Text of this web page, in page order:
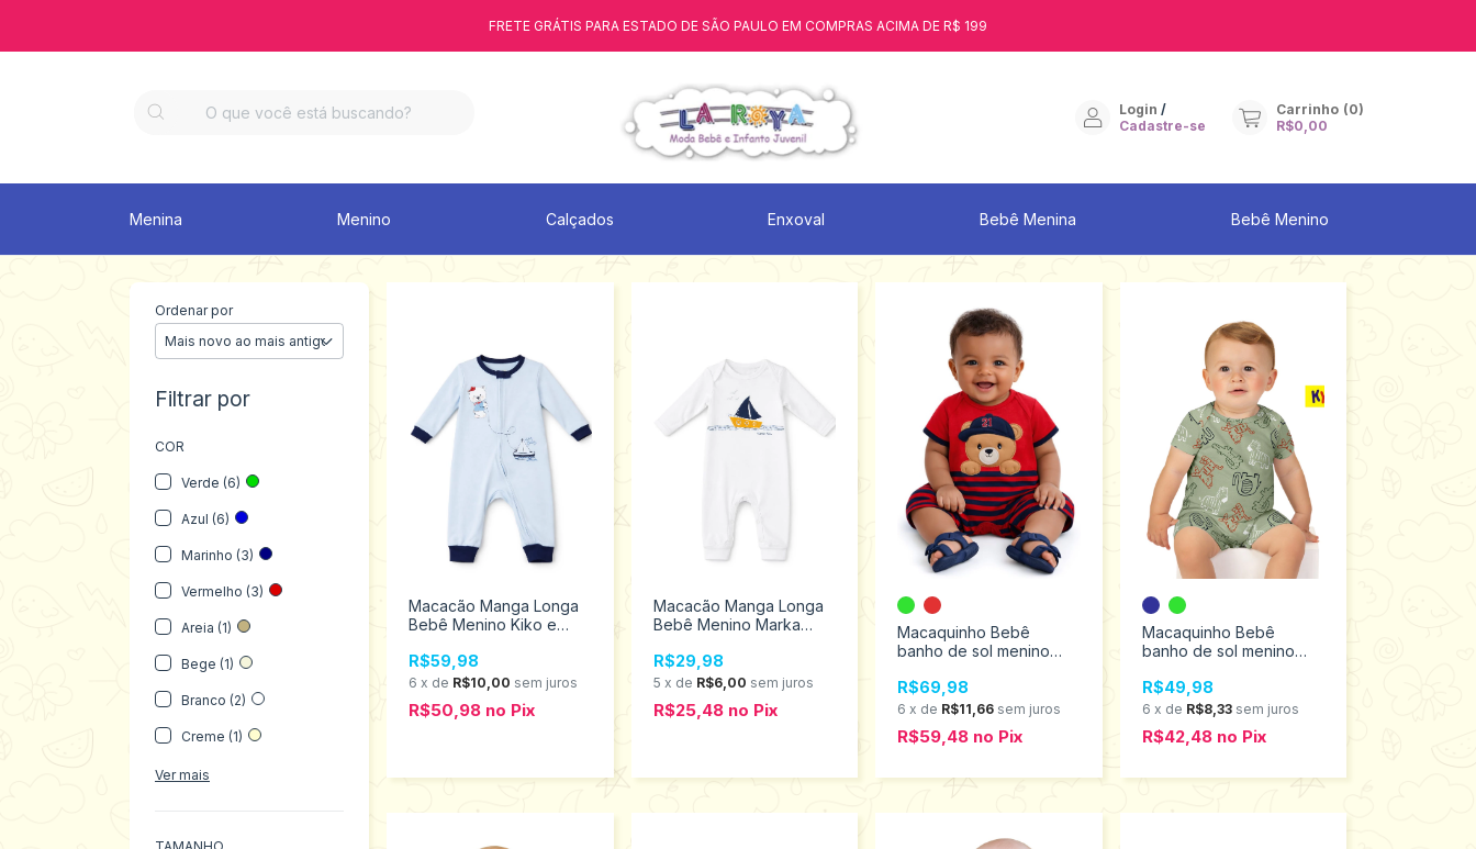
FRETE GRÁTIS PARA ESTADO DE SÃO PAULO EM COMPRAS ACIMA DE R$ 199
Login /
Cadastre-se
Carrinho (0)
R$0,00
Menina Menino Calçados Enxoval Bebê Menina Bebê Menino
Ordenar por
Filtrar por
COR
Verde (6)
Azul (6)
Marinho (3)
Vermelho (3)
Areia (1)
Bege (1)
Branco (2)
Creme (1)
Ver mais
Macacão Manga Longa
Bebê Menino Kiko e
R$59,98
6 x de R$10,00 sem juros
R$50,98 no Pix
Macacão Manga Longa
Bebê Menino Marka
R$29,98
5 x de R$6,00 sem juros
R$25,48 no Pix
Macaquinho Bebê
banho de sol menino
1001227
R$69,98
6 x de R$11,66 sem juros
R$59,48 no Pix
Macaquinho Bebê
banho de sol menino
1001225
R$49,98
6 x de R$8,33 sem juros
R$42,48 no Pix